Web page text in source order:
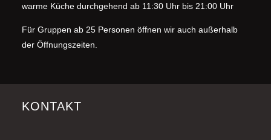
warme Küche durchgehend ab 11:30 Uhr bis 21:00 Uhr
Für Gruppen ab 25 Personen öffnen wir auch außerhalb
der Öffnungszeiten.
KONTAKT